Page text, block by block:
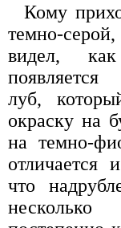
Кому
темно-
видел,
появляется
луб,
окраску на
на темно-
отличается
что